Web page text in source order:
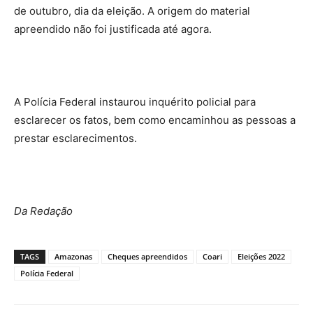
de outubro, dia da eleição. A origem do material
apreendido não foi justificada até agora.
A Polícia Federal instaurou inquérito policial para
esclarecer os fatos, bem como encaminhou as pessoas a
prestar esclarecimentos.
Da Redação
TAGS Amazonas Cheques apreendidos Coari
Eleições 2022
Polícia Federal